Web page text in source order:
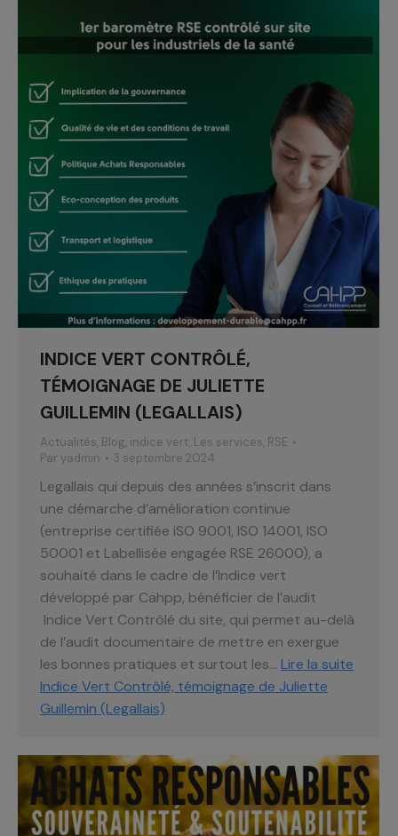
INDICE VERT CONTRÔLÉ,
TÉMOIGNAGE DE JULIETTE
GUILLEMIN (LEGALLAIS)
Actualités, Blog, indice vert, Les services, RSE
Par yadmin 3 septembre 2024
Legallais qui depuis des années s’inscrit dans
une démarche d’amélioration continue
(entreprise certifiée iSO 9001, ISO 14001, ISO
50001 et Labellisée engagée RSE 26000), a
souhaité dans le cadre de l’Indice vert
développé par Cahpp, bénéficier de l’audit
Indice Vert Contrôlé du site, qui permet au-delà
de l’audit documentaire de mettre en exergue
les bonnes pratiques et surtout les… Lire la suite
Indice Vert Contrôlé, témoignage de Juliette
Guillemin (Legallais)